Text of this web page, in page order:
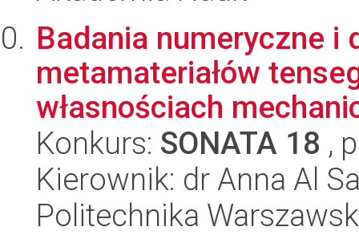
Badania numeryczne i
metamateriałów
własnościach
Konkurs: SONATA 18 ,
Kierownik: dr Anna Al
Politechnika